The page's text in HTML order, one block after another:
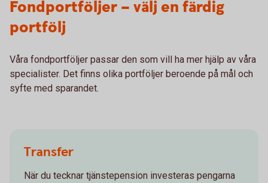
Fondportföljer – välj en färdig
portfölj
Våra fondportföljer passar den som vill ha mer hjälp av våra
specialister. Det finns olika portföljer beroende på mål och
syfte med sparandet.
Transfer
När du tecknar tjänstepension investeras pengarna